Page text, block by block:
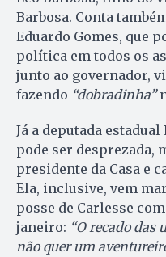
Barbosa. Conta
Eduardo Gomes, que
política em todos os
junto ao governador,
fazendo “dobradinha”
Já a deputada estadual
pode ser desprezada,
presidente da Casa e
Ela, inclusive, vem
posse de Carlesse
janeiro: “O recado das
não quer um